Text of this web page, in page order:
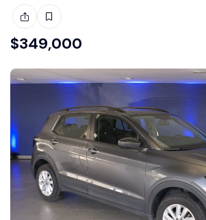
$349,000